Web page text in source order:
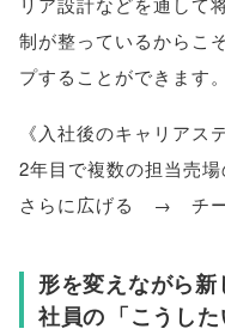
制が整っているからこ
プすることができます。
《入社後のキャリアス
2年目で複数の担当売
さらに広げる → チー
形を変えながら
社員の 「こうし